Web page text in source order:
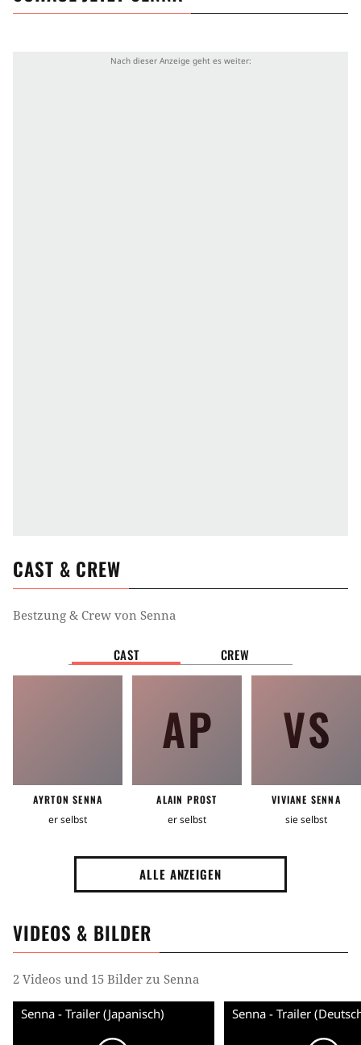
CAST & CREW
Bestzung & Crew von Senna
CAST CREW
AYRTON SENNA
er selbst
AP
ALAIN PROST
er selbst
VS
VIVIANE SENNA
sie selbst
ALLE ANZEIGEN
VIDEOS & BILDER
2 Videos und 15 Bilder zu Senna
Senna - Trailer (Japanisch) Senna - Trailer